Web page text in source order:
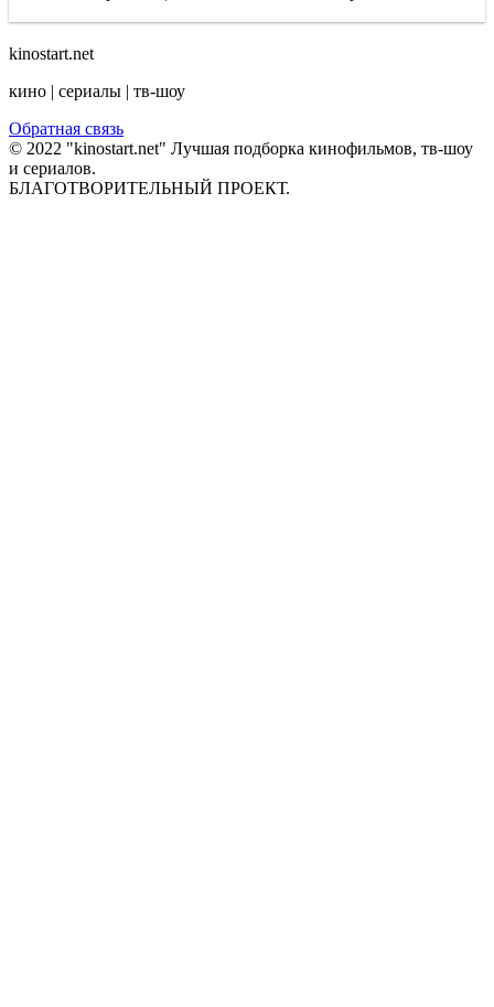
kinostart.net
кино | сериалы | тв-шоу
Обратная связь
© 2022 "kinostart.net" Лучшая подборка кинофильмов, тв-шоу
и сериалов.
БЛАГОТВОРИТЕЛЬНЫЙ ПРОЕКТ.